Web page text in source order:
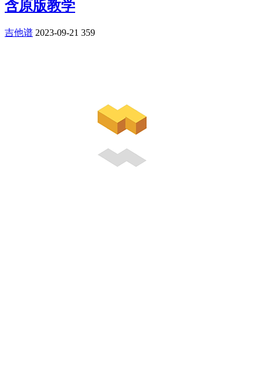
含原版教学
吉他谱 2023-09-21 359